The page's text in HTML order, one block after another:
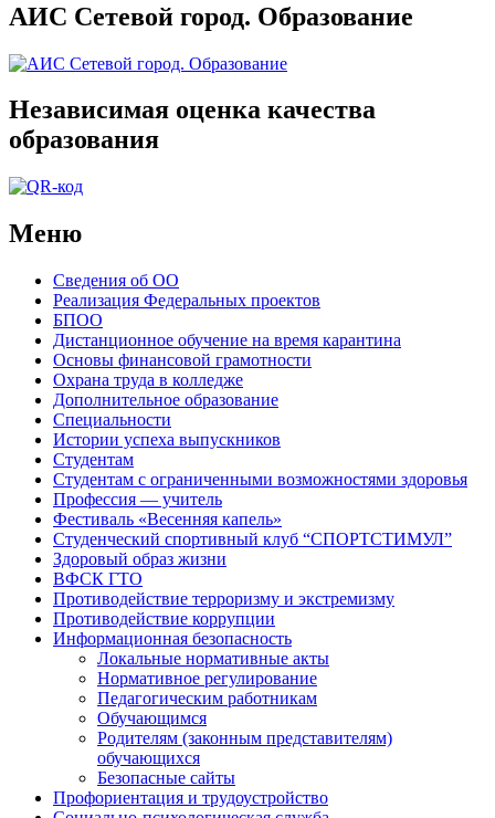
АИС Сетевой город. Образование
Независимая оценка качества
образования
Меню
Сведения об ОО
Реализация Федеральных проектов
БПОО
Дистанционное обучение на время карантина
Основы финансовой грамотности
Охрана труда в колледже
Дополнительное образование
Специальности
Истории успеха выпускников
Студентам
Студентам с ограниченными возможностями здоровья
Профессия — учитель
Фестиваль «Весенняя капель»
Студенческий спортивный клуб “СПОРТСТИМУЛ”
Здоровый образ жизни
ВФСК ГТО
Противодействие терроризму и экстремизму
Противодействие коррупции
Информационная безопасность
Локальные нормативные акты
Нормативное регулирование
Педагогическим работникам
Обучающимся
Родителям (законным представителям)
обучающихся
Безопасные сайты
Профориентация и трудоустройство